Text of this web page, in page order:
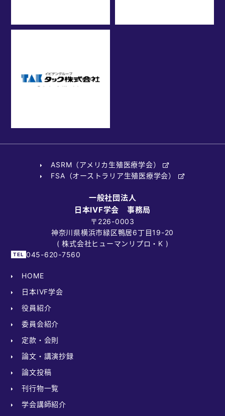
ASRM（アメリカ生殖医療学会）
FSA（オーストラリア生殖医療学会）
一般社団法人
日本IVF学会 事務局
〒226-0003
神奈川県横浜市緑区鴨居6丁目19-20
( 株式会社ヒューマンリプロ・K )
045-620-7560
HOME
日本IVF学会
役員紹介
委員会紹介
定款・会則
論文・講演抄録
論文投稿
刊行物一覧
学会講師紹介